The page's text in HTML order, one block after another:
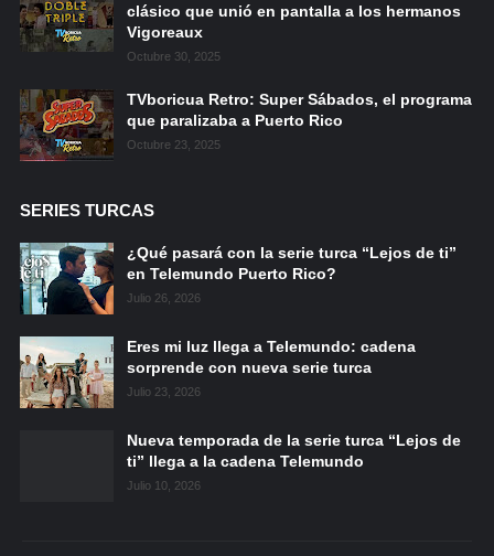
clásico que unió en pantalla a los hermanos
Vigoreaux
Octubre 30, 2025
TVboricua Retro: Super Sábados, el programa
que paralizaba a Puerto Rico
Octubre 23, 2025
SERIES TURCAS
¿Qué pasará con la serie turca “Lejos de ti”
en Telemundo Puerto Rico?
Julio 26, 2026
Eres mi luz llega a Telemundo: cadena
sorprende con nueva serie turca
Julio 23, 2026
Nueva temporada de la serie turca “Lejos de
ti” llega a la cadena Telemundo
Julio 10, 2026